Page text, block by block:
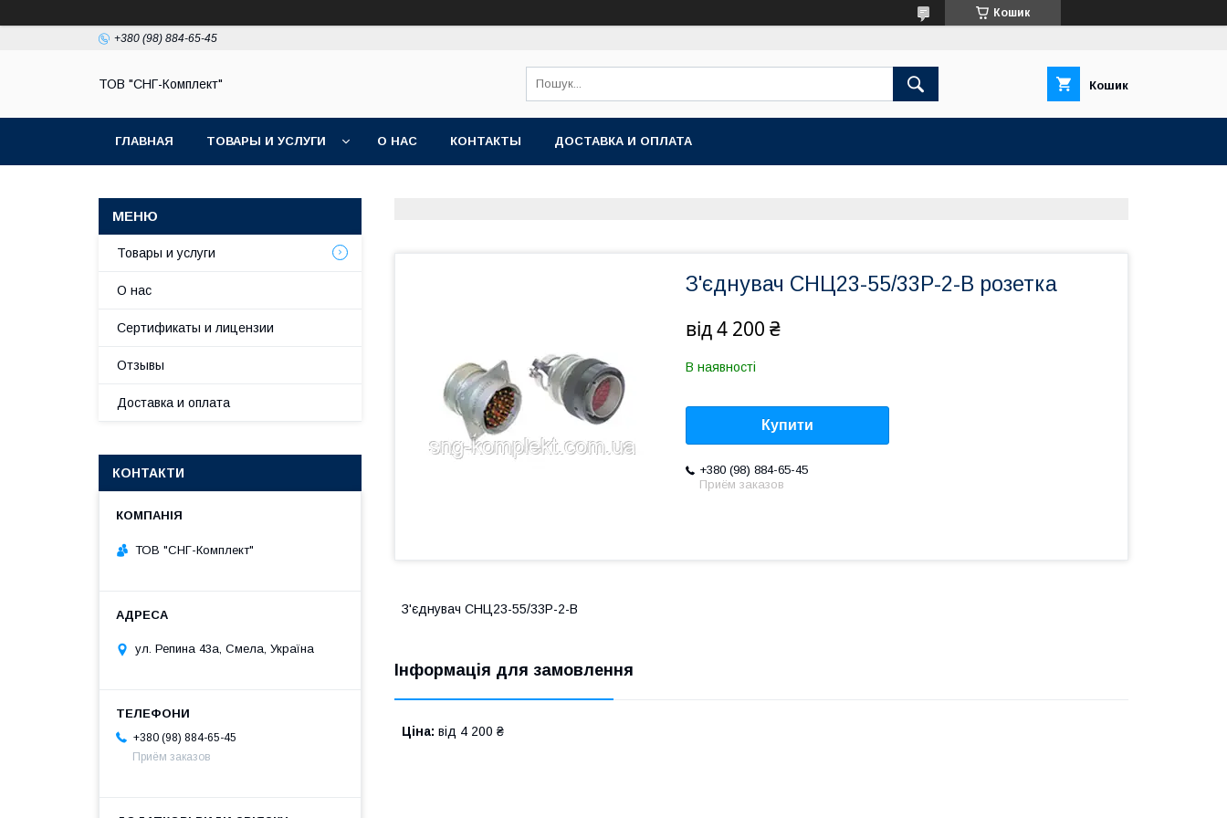
Кошик
+380 (98) 884-65-45
ТОВ "СНГ-Комплект" Кошик
ГЛАВНАЯ ТОВАРЫ И УСЛУГИ О НАС КОНТАКТЫ ДОСТАВКА И ОПЛАТА
З'єднувач СНЦ23-55/33Р-2-В розетка
від4 200 ₴
В наявності
Купити
+380 (98) 884-65-45
Приём заказов
З'єднувач СНЦ23-55/33Р-2-В
Інформація для замовлення
Ціна: від 4 200 ₴
Товары и услуги
О нас
Сертификаты и лицензии
Отзывы
Доставка и оплата
КОНТАКТИ
ТОВ "СНГ-Комплект"
ул. Репина 43а, Смела, Україна
+380 (98) 884-65-45
Приём заказов